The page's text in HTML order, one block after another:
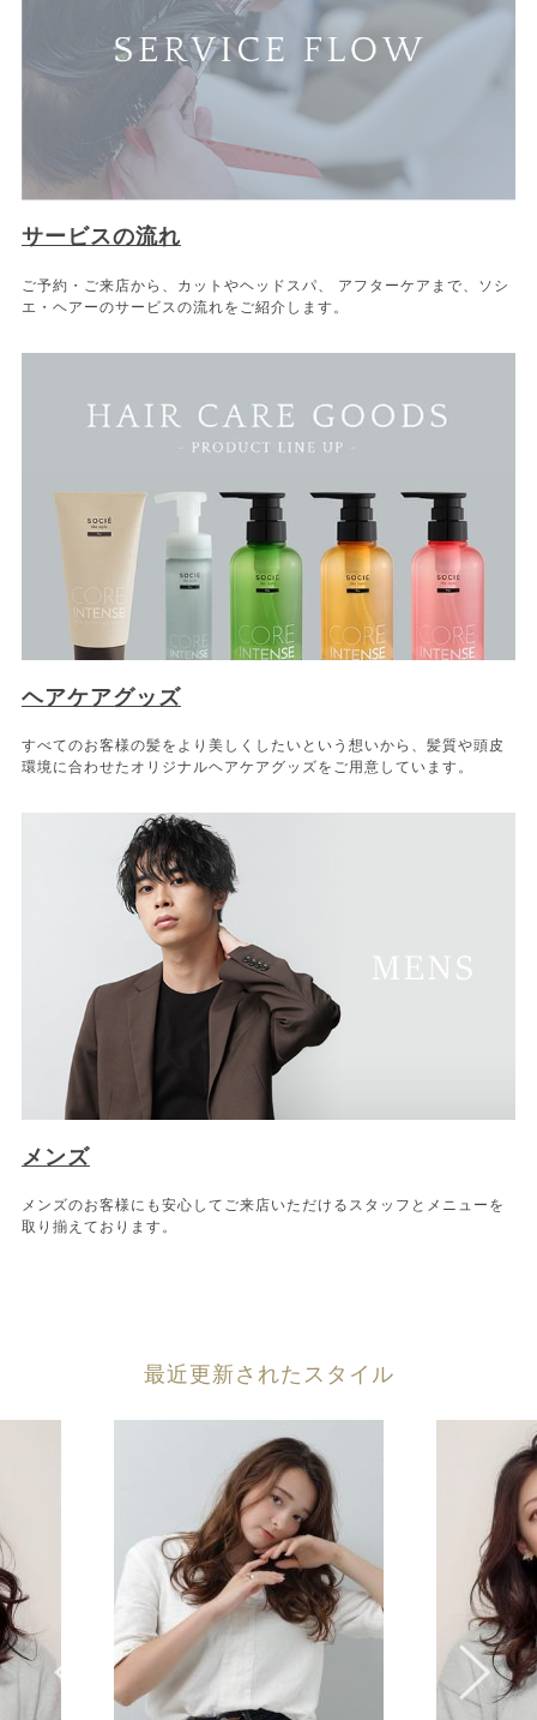
サービスの流れ
ご予約・ご来店から、カットやヘッドスパ、 アフターケアまで、ソシ
エ・ヘアーのサービスの流れをご紹介します。
ヘアケアグッズ
すべてのお客様の髪をより美しくしたいという想いから、髪質や頭皮
環境に合わせたオリジナルヘアケアグッズをご用意しています。
メンズ
メンズのお客様にも安心してご来店いただけるスタッフとメニューを
取り揃えております。
最近更新されたスタイル